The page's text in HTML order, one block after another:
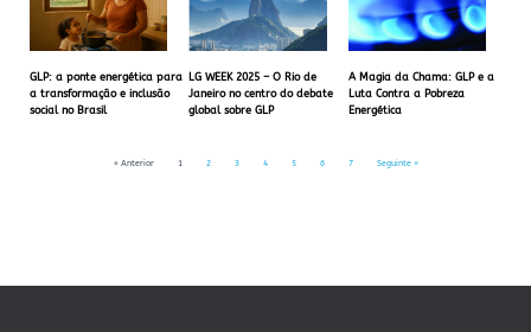
GLP: a ponte energética para
a transformação e inclusão
social no Brasil
LG WEEK 2025 – O Rio de
Janeiro no centro do debate
global sobre GLP
A Magia da Chama: GLP e a
Luta Contra a Pobreza
Energética
« Anterior 1 2 3 4 5 6 7 Seguinte »